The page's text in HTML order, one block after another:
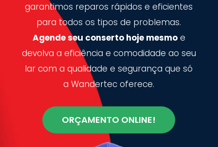
garantimos reparos rápidos e eficientes
para todos os tipos de problemas.
Agende seu conserto hoje mesmoe
devolva a eficiência e comodidade ao seu
lar com a qualidade e segurança que só
a Wandertec oferece.
ORÇAMENTO ONLINE!